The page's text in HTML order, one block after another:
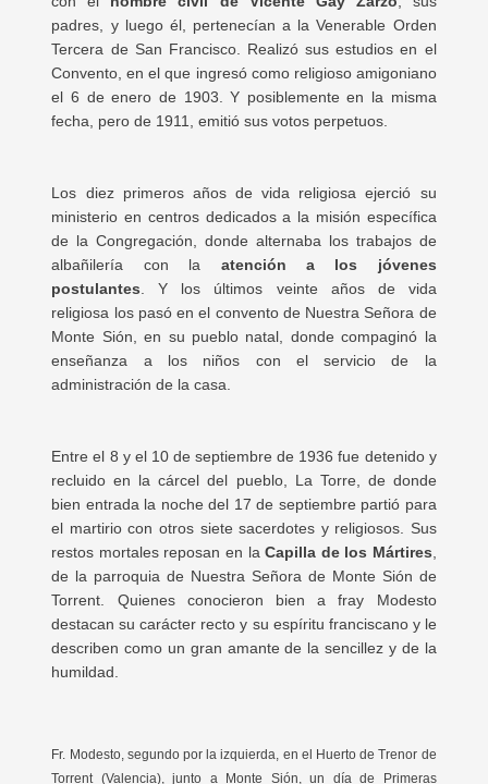
padres, y luego él, pertenecían a la Venerable Orden
Tercera de San Francisco. Realizó sus estudios en el
Convento, en el que ingresó como religioso amigoniano
el 6 de enero de 1903. Y posiblemente en la misma
fecha, pero de 1911, emitió sus votos perpetuos.
Los diez primeros años de vida religiosa ejerció su
ministerio en centros dedicados a la misión específica
de la Congregación, donde alternaba los trabajos de
albañilería con la atención a los jóvenes
postulantes . Y los últimos veinte años de vida
religiosa los pasó en el convento de Nuestra Señora de
Monte Sión, en su pueblo natal, donde compaginó la
enseñanza a los niños con el servicio de la
administración de la casa.
Entre el 8 y el 10 de septiembre de 1936 fue detenido y
recluido en la cárcel del pueblo, La Torre, de donde
bien entrada la noche del 17 de septiembre partió para
el martirio con otros siete sacerdotes y religiosos. Sus
restos mortales reposan en laCapilla de los Mártires
de la parroquia de Nuestra Señora de Monte Sión de
Torrent. Quienes conocieron bien a fray Modesto
destacan su carácter recto y su espíritu franciscano y le
describen como un gran amante de la sencillez y de la
humildad.
Fr. Modesto, segundo por la izquierda, en el Huerto de Trenor de
Torrent (Valencia), junto a Monte Sión, un día de Primeras